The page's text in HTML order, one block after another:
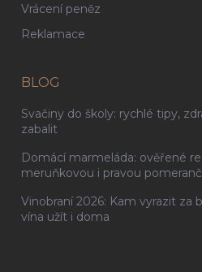
Vrácení peněz
Reklamace
BLOG
Svačiny do školy: rychlé tipy,
zabalit
Domácí marmeláda: ověřené
meruňkovou i pravou
Vinobraní 2026: Kam vyrazit za
vína užít i doma